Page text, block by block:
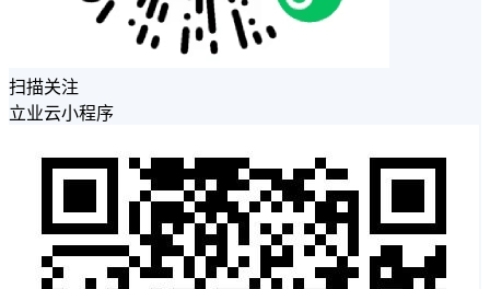
扫描关注
立业云小程序